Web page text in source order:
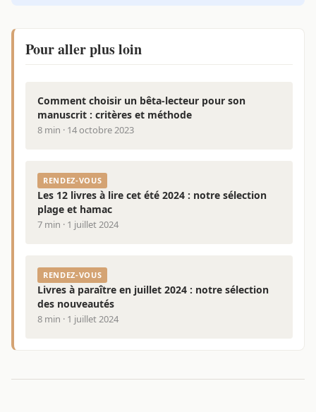
Pour aller plus loin
Comment choisir un bêta-lecteur pour son
manuscrit : critères et méthode
8 min · 14 octobre 2023
RENDEZ-VOUS
Les 12 livres à lire cet été 2024 : notre sélection
plage et hamac
7 min · 1 juillet 2024
RENDEZ-VOUS
Livres à paraître en juillet 2024 : notre sélection
des nouveautés
8 min · 1 juillet 2024